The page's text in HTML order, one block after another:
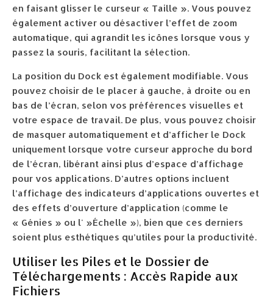
en faisant glisser le curseur « Taille ». Vous pouvez
également activer ou désactiver l’effet de zoom
automatique, qui agrandit les icônes lorsque vous y
passez la souris, facilitant la sélection.
La position du Dock est également modifiable. Vous
pouvez choisir de le placer à gauche, à droite ou en
bas de l’écran, selon vos préférences visuelles et
votre espace de travail. De plus, vous pouvez choisir
de masquer automatiquement et d’afficher le Dock
uniquement lorsque votre curseur approche du bord
de l’écran, libérant ainsi plus d’espace d’affichage
pour vos applications. D’autres options incluent
l’affichage des indicateurs d’applications ouvertes et
des effets d’ouverture d’application (comme le
« Génies » ou l' »Échelle »), bien que ces derniers
soient plus esthétiques qu’utiles pour la productivité.
Utiliser les Piles et le Dossier de
Téléchargements : Accès Rapide aux
Fichiers